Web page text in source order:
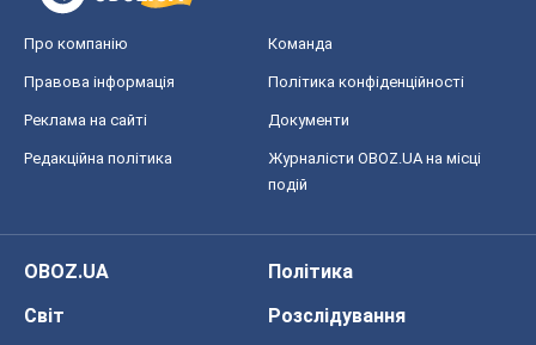
Про компанію Команда
Правова інформація Політика конфіденційності
Реклама на сайті Документи
Редакційна політика
Журналісти OBOZ.UA на місці
подій
OBOZ.UA
Політика
Світ
Розслідування